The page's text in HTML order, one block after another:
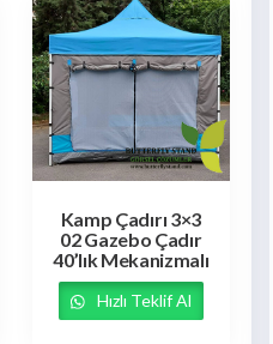
Kamp Çadırı 3×3
02 Gazebo Çadır
40’lık Mekanizmalı
Hızlı Teklif Al